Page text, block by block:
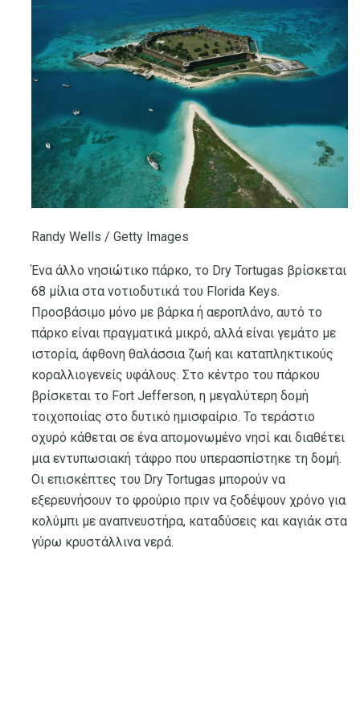
Randy Wells / Getty Images
Ένα άλλο νησιώτικο πάρκο, το Dry Tortugas βρίσκεται
68 μίλια στα νοτιοδυτικά του Florida Keys.
Προσβάσιμο μόνο με βάρκα ή αεροπλάνο, αυτό το
πάρκο είναι πραγματικά μικρό, αλλά είναι γεμάτο με
ιστορία, άφθονη θαλάσσια ζωή και καταπληκτικούς
κοραλλιογενείς υφάλους. Στο κέντρο του πάρκου
βρίσκεται το Fort Jefferson, η μεγαλύτερη δομή
τοιχοποιίας στο δυτικό ημισφαίριο. Το τεράστιο
οχυρό κάθεται σε ένα απομονωμένο νησί και διαθέτει
μια εντυπωσιακή τάφρο που υπερασπίστηκε τη δομή.
Οι επισκέπτες του Dry Tortugas μπορούν να
εξερευνήσουν το φρούριο πριν να ξοδέψουν χρόνο για
κολύμπι με αναπνευστήρα, καταδύσεις και καγιάκ στα
γύρω κρυστάλλινα νερά.